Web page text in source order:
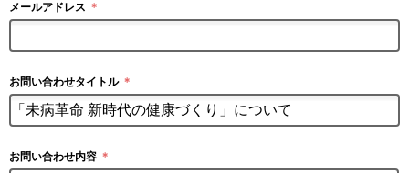
メールアドレス ＊
お問い合わせタイトル ＊
お問い合わせ内容 ＊